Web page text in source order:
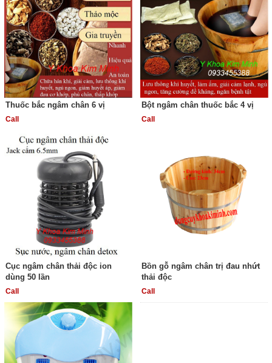
Thuốc bắc ngâm chân 6 vị
Call
Bột ngâm chân thuốc bắc 4 vị
Call
Cục ngâm chân thải độc ion
dùng 50 lần
Call
Bồn gỗ ngâm chân trị đau nhứt
thải độc
Call